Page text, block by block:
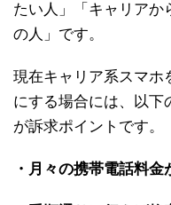
たい人」「キャリアか
の人」です。
現在キャリア系スマホ
にする場合には、以下
が訴求ポイントです。
・月々の携帯電話料